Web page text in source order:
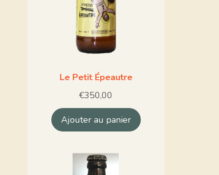
Le Petit Épeautre
€350,00
Ajouter au panier